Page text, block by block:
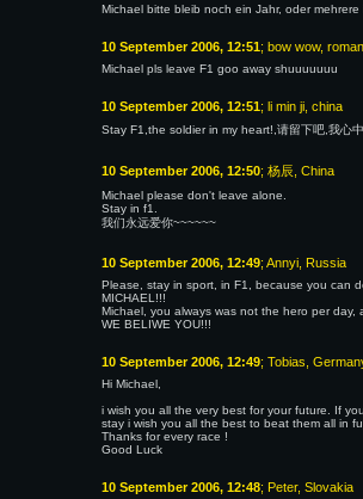
Michael bitte bleib noch ein Jahr, oder
10 September 2006, 12:51; bow wow,
Michael pls leave F1 goo away shuuuuuuu
10 September 2006, 12:51; li min ji, china
Stay F1,the soldier in my heart!,请留下吧,我心
10 September 2006, 12:50; 杨辰, China
Michael please don't leave alone.
Stay in f1.
我们永远爱你~~~~~~
10 September 2006, 12:49; Annyi, Russia
Please, stay in sport, in F1, because you can
MICHAEL!!!
Michael, you always was not the hero per day,
WE BELIWE YOU!!!
10 September 2006, 12:49; Tobias,
Hi Michael,
i wish you all the very best for your future. If
stay i wish you all the best to beat them all in
Thanks for every race !
Good Luck
10 September 2006, 12:48; Peter, Slovakia